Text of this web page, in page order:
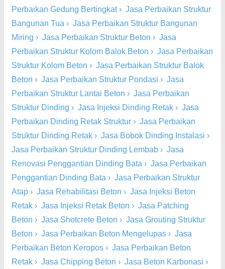
Perbaikan Gedung Bertingkat› Jasa Perbaikan Struktur
Bangunan Tua › Jasa Perbaikan Struktur Bangunan
Miring › Jasa Perbaikan Struktur Beton › Jasa
Perbaikan Struktur Kolom Balok Beton › Jasa Perbaikan
Struktur Kolom Beton › Jasa Perbaikan Struktur Balok
Beton › Jasa Perbaikan Struktur Pondasi › Jasa
Perbaikan Struktur Lantai Beton › Jasa Perbaikan
Struktur Dinding › Jasa Injeksi Dinding Retak › Jasa
Perbaikan Dinding Retak Struktur › Jasa Perbaikan
Struktur Dinding Retak › Jasa Bobok Dinding Instalasi ›
Jasa Perbaikan Struktur Dinding Lembab › Jasa
Renovasi Penggantian Dinding Bata › Jasa Perbaikan
Penggantian Dinding Bata › Jasa Perbaikan Struktur
Atap › Jasa Rehabilitasi Beton › Jasa Injeksi Beton
Retak › Jasa Injeksi Retak Beton › Jasa Patching
Beton › Jasa Shotcrete Beton › Jasa Grouting Struktur
Beton › Jasa Perbaikan Beton Mengelupas › Jasa
Perbaikan Beton Keropos › Jasa Perbaikan Beton
Retak › Jasa Chipping Beton › Jasa Beton Karbonasi ›